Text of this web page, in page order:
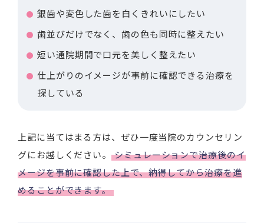
銀歯や変色した歯を白くきれいにしたい
歯並びだけでなく、歯の色も同時に整えたい
短い通院期間で口元を美しく整えたい
仕上がりのイメージが事前に確認できる治療を
探している
上記に当てはまる方は、ぜひ一度当院のカウンセリン
グにお越しください。
シミュレーションで治療後のイ
メージを事前に確認した上で、納得してから治療を進
めることができます。